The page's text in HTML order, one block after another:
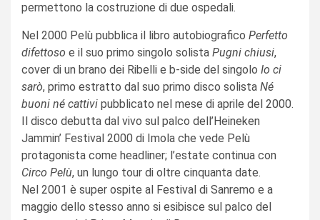
permettono la costruzione di due ospedali.
Nel 2000 Pelù pubblica il libro autobiografico Perfetto
difettoso e il suo primo singolo solista Pugni chiusi,
cover di un brano dei Ribelli e b-side del singolo Io ci
sarò, primo estratto dal suo primo disco solista Né
buoni né cattivi pubblicato nel mese di aprile del 2000.
Il disco debutta dal vivo sul palco dell’Heineken
Jammin’ Festival 2000 di Imola che vede Pelù
protagonista come headliner; l’estate continua con
Circo Pelù, un lungo tour di oltre cinquanta date.
Nel 2001 è super ospite al Festival di Sanremo e a
maggio dello stesso anno si esibisce sul palco del